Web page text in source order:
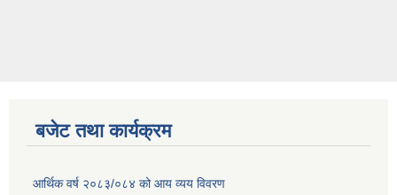
बजेट तथा कार्यक्रम
आर्थिक वर्ष २०८३/०८४ को आय व्यय विवरण